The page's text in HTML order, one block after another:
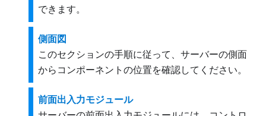
できます。
側面図
このセクションの手順に従って、サーバーの側面
からコンポーネントの位置を確認してください。
前面出入力モジュール